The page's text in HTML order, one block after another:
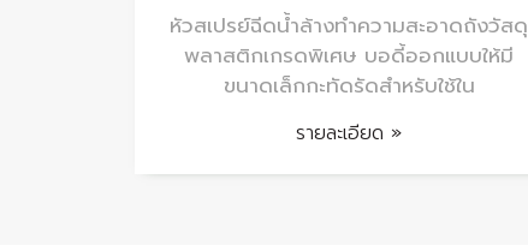
หัวสเปรย์ฉีดน้ำล้างทำความสะอาดถังวัสดุ
พลาสติกเกรดพิเศษ บอดี้ออกแบบให้มี
ขนาดเล็กกะทัดรัดสำหรับใช้ใน
รายละเอียด »